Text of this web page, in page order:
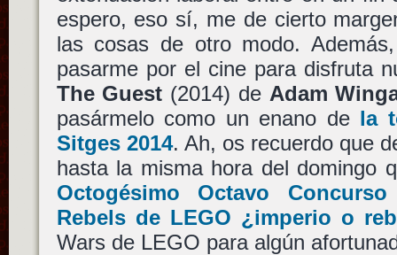
espero, eso sí, me de cierto
las cosas de otro modo.
pasarme por el cine para disfruta
The Guest (2014) de Adam
pasármelo como un enano de la
Sitges 2014. Ah, os recuerdo que
hasta la misma hora del domingo
Octogésimo Octavo
Rebels de LEGO ¿imperio o
Wars de LEGO para algún